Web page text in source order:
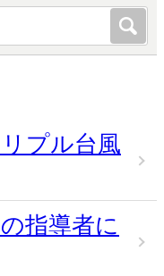
プル台風
指導者に